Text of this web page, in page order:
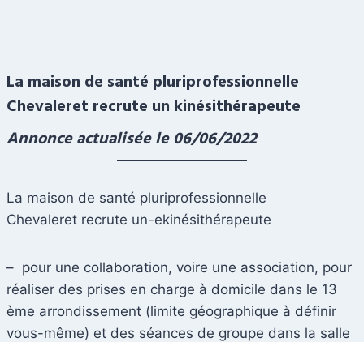
La maison de santé pluriprofessionnelle
Chevaleret recrute un kinésithérapeute
Annonce actualisée le 06/06/2022
La maison de santé pluriprofessionnelle
Chevaleret recrute un-ekinésithérapeute
– pour une collaboration, voire une association, pour
réaliser des prises en charge à domicile dans le 13
ème arrondissement (limite géographique à définir
vous-même) et des séances de groupe dans la salle